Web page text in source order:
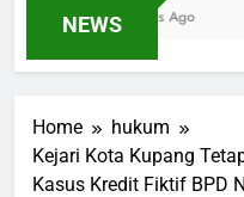
NEWS
4 Months Ago
Home
hukum
Kejari Kota Kupang
Kasus Kredit Fiktif BPD